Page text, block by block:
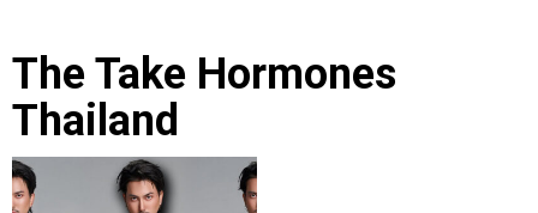
The Take Hormones
Thailand